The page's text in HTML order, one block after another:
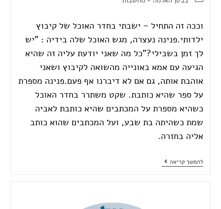
וככה זה התחיל – ישבתי בחדר האוכל של קיבוץ
ילדותי.פנינה נעצרה, מגש האוכל שלה בידיה : "יש
לך זמן בשבילי?"כל מה שאני יודעת עליה זה שהיא
הגיעה עם אמא באונייה מהשואה לקיבוץ ושאני
אוהבת אותה, גם אם לא דיברנו אף פעם.פנינה מספרת
על ספר שהיא כותבת. שקט משתרר בחדר האוכל
כשהיא מספרת על המכתבים שהיא כותבת לאביה
שמת כשהיתה בת שבע, ועל המכתבים שהוא כותב
אליה בחזרה.
להמשך קריאה